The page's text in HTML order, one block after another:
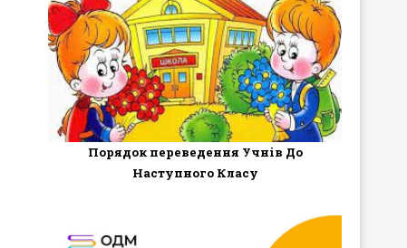
Порядок переведення Учнів До
Наступного Класу